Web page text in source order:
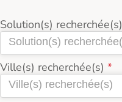
Solution(s) recherchée(s)
Ville(s) recherchée(s)